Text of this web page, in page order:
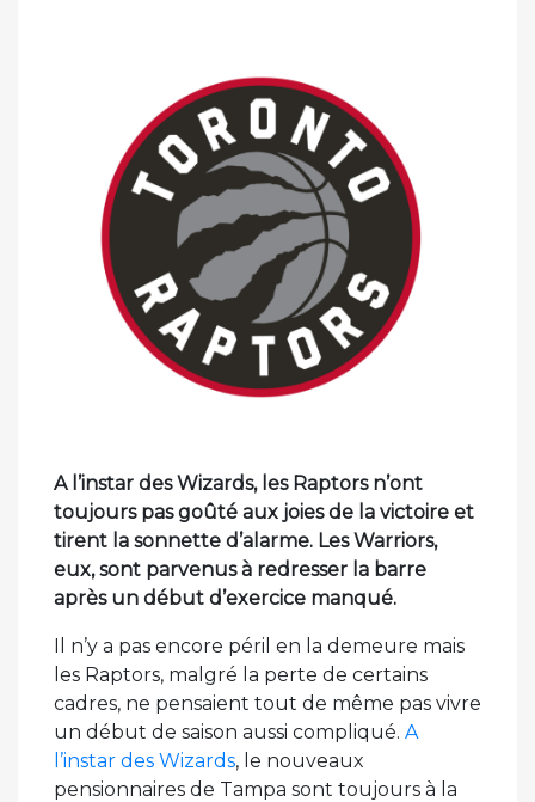
A l’instar des Wizards, les Raptors n’ont
toujours pas goûté aux joies de la victoire et
tirent la sonnette d’alarme. Les Warriors,
eux, sont parvenus à redresser la barre
après un début d’exercice manqué.
Il n’y a pas encore péril en la demeure mais
les Raptors, malgré la perte de certains
cadres, ne pensaient tout de même pas vivre
un début de saison aussi compliqué. A
l’instar des Wizards, le nouveaux
pensionnaires de Tampa sont toujours à la